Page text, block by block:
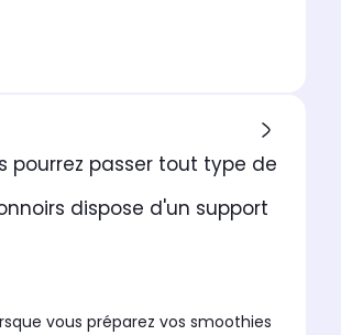
pourrez passer tout type de
dispose d'un support
vous préparez vos smoothies